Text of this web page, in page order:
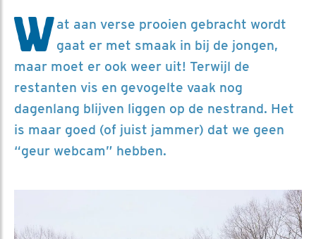
Wat aan verse prooien gebracht wordt
gaat er met smaak in bij de jongen,
maar moet er ook weer uit! Terwijl de
restanten vis en gevogelte vaak nog
dagenlang blijven liggen op de nestrand. Het
is maar goed (of juist jammer) dat we geen
“geur webcam” hebben.